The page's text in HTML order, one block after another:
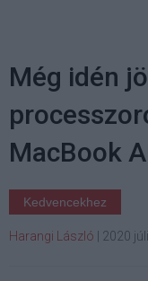
Még idén
MacBook
Kedvencekhez
Harangi László | 2020